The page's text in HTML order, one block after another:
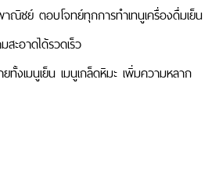
าณิชย์ ตอบโจทย์ทุกการทำเทนูเครื่องดื่มเย็น
สะอาดได้รวดเร็ว
ยทั้งเมนูเย็น เมนูเกล็ดหิมะ เพิ่มความหลาก